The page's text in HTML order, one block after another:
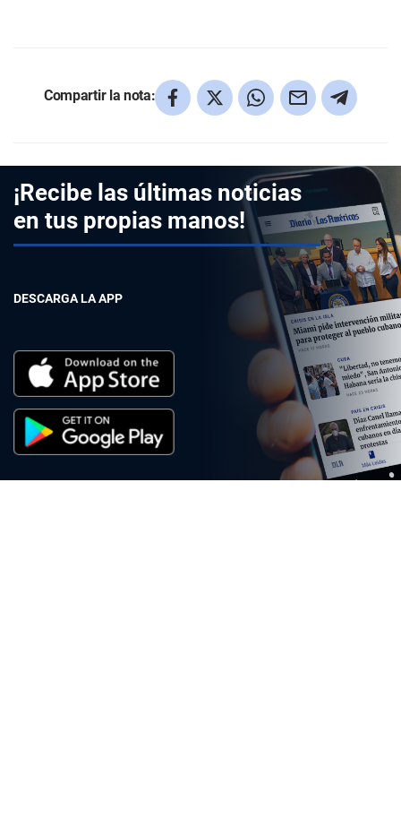
Compartir la nota:
¡Recibe las últimas noticias
en tus propias manos!
DESCARGA LA APP